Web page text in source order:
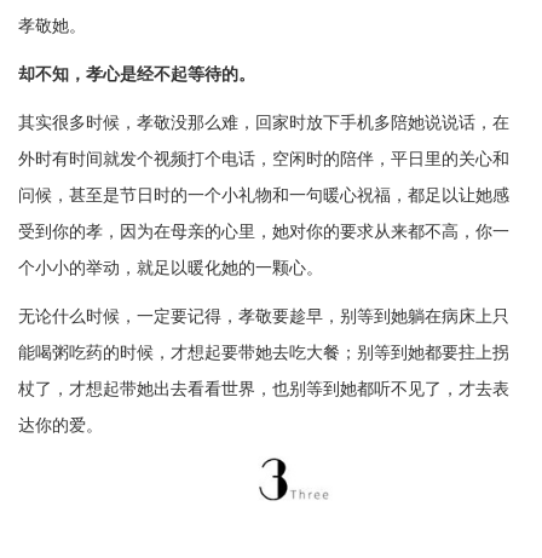
孝敬她。
却不知，孝心是经不起等待的。
其实很多时候，孝敬没那么难，回家时放下手机多陪她说说话，在
外时有时间就发个视频打个电话，空闲时的陪伴，平日里的关心和
问候，甚至是节日时的一个小礼物和一句暖心祝福，都足以让她感
受到你的孝，因为在母亲的心里，她对你的要求从来都不高，你一
个小小的举动，就足以暖化她的一颗心。
无论什么时候，一定要记得，孝敬要趁早，别等到她躺在病床上只
能喝粥吃药的时候，才想起要带她去吃大餐；别等到她都要拄上拐
杖了，才想起带她出去看看世界，也别等到她都听不见了，才去表
达你的爱。